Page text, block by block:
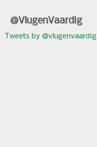
@VlugenVaardig
Tweets by @vlugenvaardig